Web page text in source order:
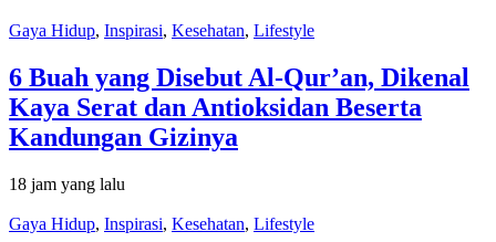
Gaya Hidup, Inspirasi, Kesehatan, Lifestyle
6 Buah yang Disebut Al-Qur’an, Dikenal
Kaya Serat dan Antioksidan Beserta
Kandungan Gizinya
18 jam yang lalu
Gaya Hidup, Inspirasi, Kesehatan, Lifestyle